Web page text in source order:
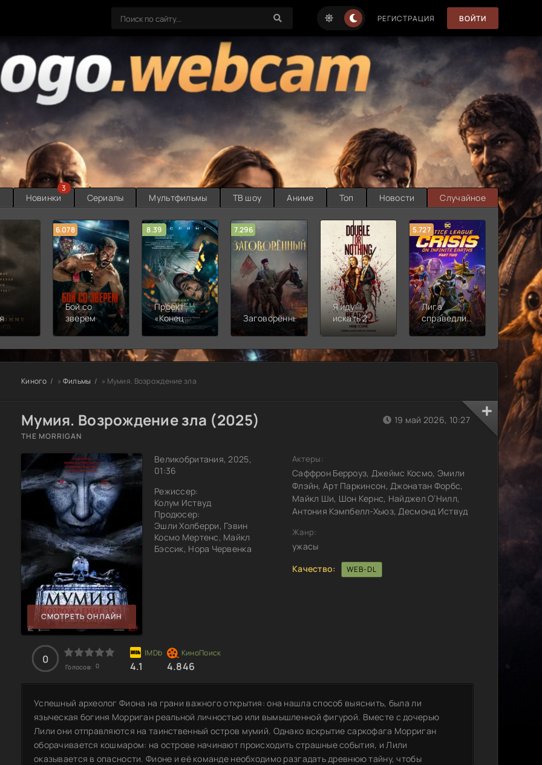
РЕГИСТРАЦИЯ ВОЙТИ
Новинки
3
Сериалы Мультфильмы ТВ шоу Аниме Топ Новости Случайное
6.078
Бой со
зверем
8.39
Проект
«Конец
света»
7.296
Заговорённый
Я иду
искать 2:
Вот и я
5.727
Лига
справедливости:
Кризис на
землях.
Часть 2
8.889
Новая
смена
Киного » Фильмы » Мумия. Возрождение зла
Мумия. Возрождение зла (2025)
THE MORRIGAN
СМОТРЕТЬ ОНЛАЙН
Великобритания, 2025,
01:36
Режиссер:
Колум Иствуд
Продюсер:
Эшли Холберри, Гэвин
Космо Мертенс, Майкл
Бэссик, Нора Червенка
19 май 2026, 10:27
Актеры:
Саффрон Берроуз, Джеймс Космо, Эмили
Флэйн, Арт Паркинсон, Джонатан Форбс,
Майкл Ши, Шон Кернс, Найджел О’Нилл,
Антония Кэмпбелл-Хьюз, Десмонд Иствуд
Жанр:
ужасы
Качество:
WEB-DL
0
Голосов: 0 4.1 4.846
Успешный археолог Фиона на грани важного открытия: она нашла способ выяснить, была ли
языческая богиня Морриган реальной личностью или вымышленной фигурой. Вместе с дочерью
Лили они отправляются на таинственный остров мумий. Однако вскрытие саркофага Морриган
оборачивается кошмаром: на острове начинают происходить страшные события, и Лили
оказывается в опасности. Фионе и её команде необходимо разгадать древнюю тайну, чтобы